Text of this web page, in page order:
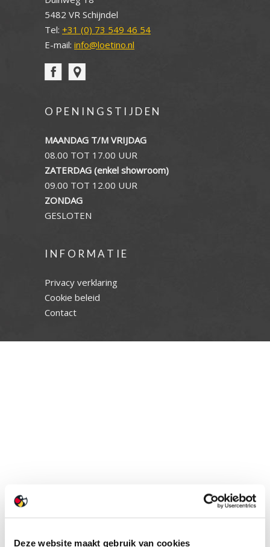
Deze website maakt gebruik van cookies
5482 VR Schijndel
Tel: +31 (0) 73 549 46 54
E-mail: info@loetino.nl
OPENINGSTIJDEN
MAANDAG T/M VRIJDAG
08.00 TOT 17.00 UUR
ZATERDAG (enkel showroom)
09.00 TOT 12.00 UUR
ZONDAG
GESLOTEN
INFORMATIE
Privacy verklaring
Cookie beleid
Contact